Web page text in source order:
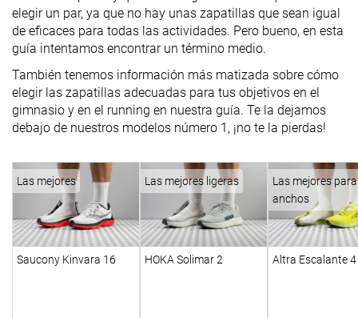
elegir un par, ya que no hay unas zapatillas que sean igual
de eficaces para todas las actividades. Pero bueno, en esta
guía intentamos encontrar un término medio.
También tenemos información más matizada sobre cómo
elegir las zapatillas adecuadas para tus objetivos en el
gimnasio y en el running en nuestra guía. Te la dejamos
debajo de nuestros modelos número 1, ¡no te la pierdas!
Las mejores
Saucony Kinvara 16
Las mejores ligeras
HOKA Solimar 2
Las mejores
anchos
Altra Escalante 4